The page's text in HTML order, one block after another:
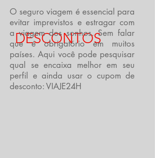
DESCONTOS
O seguro viagem é essencial para
evitar imprevistos e estragar com
a viagem dos sonhos. Sem falar
que é obrigatório em muitos
países. Aqui você pode pesquisar
qual se encaixa melhor em seu
perfil e ainda usar o cupom de
desconto: VIAJE24H